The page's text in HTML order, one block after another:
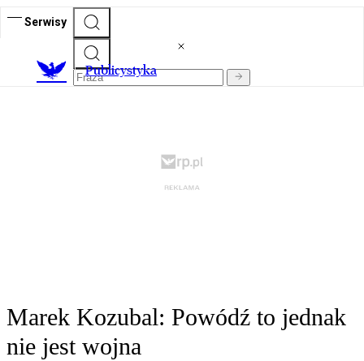
Serwisy
Publicystyka
Marek Kozubal: Powódź to jednak
nie jest wojna